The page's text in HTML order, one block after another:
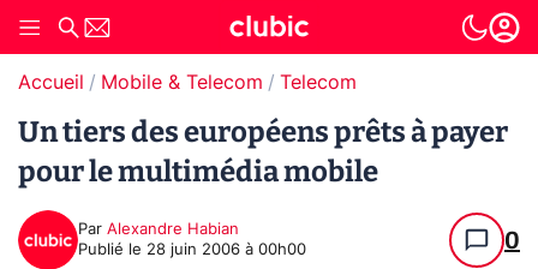
Accueil Mobile & Telecom Telecom
Un tiers des européens prêts à payer
pour le multimédia mobile
Par Alexandre Habian
Publié le 28 juin 2006 à 00h00 0